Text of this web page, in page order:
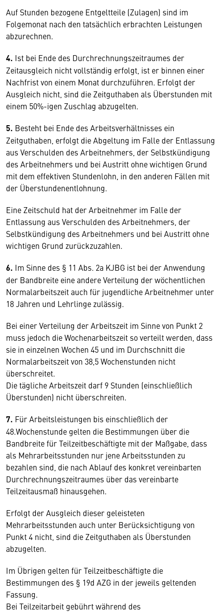
Auf Stunden bezogene Entgeltteile (Zulagen) sind im
Folgemonat nach den tatsächlich erbrachten Leistungen
abzurechnen.
4. Ist bei Ende des Durchrechnungszeitraumes der
Zeitausgleich nicht vollständig erfolgt, ist er binnen einer
Nachfrist von einem Monat durchzuführen. Erfolgt der
Ausgleich nicht, sind die Zeitguthaben als Überstunden mit
einem 50%-igen Zuschlag abzugelten.
5. Besteht bei Ende des Arbeitsverhältnisses ein
Zeitguthaben, erfolgt die Abgeltung im Falle der Entlassung
aus Verschulden des Arbeitnehmers, der Selbstkündigung
des Arbeitnehmers und bei Austritt ohne wichtigen Grund
mit dem effektiven Stundenlohn, in den anderen Fällen mit
der Überstundenentlohnung.
Eine Zeitschuld hat der Arbeitnehmer im Falle der
Entlassung aus Verschulden des Arbeitnehmers, der
Selbstkündigung des Arbeitnehmers und bei Austritt ohne
wichtigen Grund zurückzuzahlen.
6. Im Sinne des § 11 Abs. 2a KJBG ist bei der Anwendung
der Bandbreite eine andere Verteilung der wöchentlichen
Normalarbeitszeit auch für jugendliche Arbeitnehmer unter
18 Jahren und Lehrlinge zulässig.
Bei einer Verteilung der Arbeitszeit im Sinne von Punkt 2
muss jedoch die Wochenarbeitszeit so verteilt werden, dass
sie in einzelnen Wochen 45 und im Durchschnitt die
Normalarbeitszeit von 38,5 Wochenstunden nicht
überschreitet.
Die tägliche Arbeitszeit darf 9 Stunden (einschließlich
Überstunden) nicht überschreiten.
7. Für Arbeitsleistungen bis einschließlich der
48.Wochenstunde gelten die Bestimmungen über die
Bandbreite für Teilzeitbeschäftigte mit der Maßgabe, dass
als Mehrarbeitsstunden nur jene Arbeitsstunden zu
bezahlen sind, die nach Ablauf des konkret vereinbarten
Durchrechnungszeitraumes über das vereinbarte
Teilzeitausmaß hinausgehen.
Erfolgt der Ausgleich dieser geleisteten
Mehrarbeitsstunden auch unter Berücksichtigung von
Punkt 4 nicht, sind die Zeitguthaben als Überstunden
abzugelten.
Im Übrigen gelten für Teilzeitbeschäftigte die
Bestimmungen des § 19d AZG in der jeweils geltenden
Fassung.
Bei Teilzeitarbeit gebührt während des